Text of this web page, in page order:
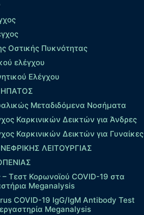
Οστικής Πυκνότητας
ελέγχου
Ελέγχου
HΠΑΤΟΣ
Μεταδιδόμενα Νοσήματα
Καρκινικών Δεικτών για Άνδρες
Καρκινικών Δεικτών για Γυναίκες
ΝΕΦΡΙΚΗΣ ΛΕΙΤΟΥΡΓΙΑΣ
– Τεστ Κορωνοϊού COVID-19 στα
Meganalysis
COVID-19 IgG/IgM Antibody Test
Meganalysis